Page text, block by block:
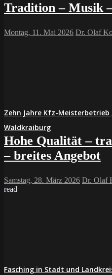
Tradition – Musik
Montag, 11. Mai 2026 Dr. Olaf
Zehn Jahre Kfz-Meisterbetrieb
Waldkraiburg
Hohe Qualität –
– breites Angebot
Samstag, 28. März 2026 Dr. Olaf
read
Fasching in Stadt und